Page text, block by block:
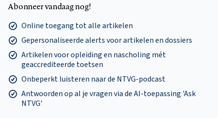
Abonneer vandaag nog!
Online toegang tot alle artikelen
Gepersonaliseerde alerts voor artikelen en dossiers
Artikelen voor opleiding en nascholing mét
geaccrediteerde toetsen
Onbeperkt luisteren naar de NTVG-podcast
Antwoorden op al je vragen via de AI-toepassing 'Ask
NTVG'